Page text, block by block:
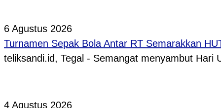
6 Agustus 2026
Turnamen Sepak Bola Antar RT Semarakkan
teliksandi.id, Tegal - Semangat menyambut Hari
4 Agustus 2026